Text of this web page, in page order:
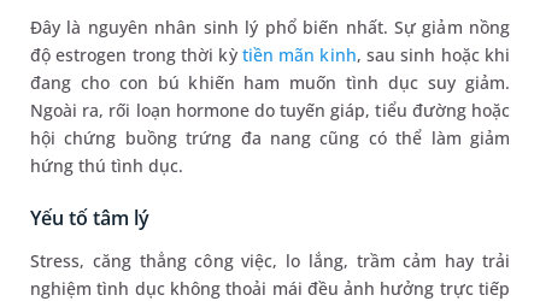
Đây là nguyên nhân sinh lý phổ biến nhất. Sự giảm nồng
độ estrogen trong thời kỳ tiền mãn kinh, sau sinh hoặc khi
đang cho con bú khiến ham muốn tình dục suy giảm.
Ngoài ra, rối loạn hormone do tuyến giáp, tiểu đường hoặc
hội chứng buồng trứng đa nang cũng có thể làm giảm
hứng thú tình dục.
Yếu tố tâm lý
Stress, căng thẳng công việc, lo lắng, trầm cảm hay trải
nghiệm tình dục không thoải mái đều ảnh hưởng trực tiếp